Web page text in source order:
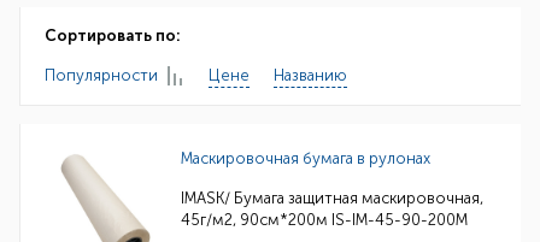
Сортировать по:
Популярности Цене Названию
Маскировочная бумага в рулонах
IMASK/ Бумага защитная маскировочная,
45г/м2, 90см*200м IS-IM-45-90-200M